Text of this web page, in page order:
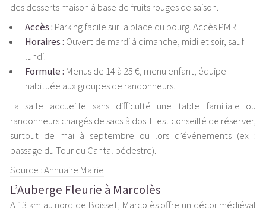
des desserts maison à base de fruits rouges de saison.
Accès : Parking facile sur la place du bourg. Accès PMR.
Horaires : Ouvert de mardi à dimanche, midi et soir, sauf
lundi.
Formule : Menus de 14 à 25 €, menu enfant, équipe
habituée aux groupes de randonneurs.
La salle accueille sans difficulté une table familiale ou
randonneurs chargés de sacs à dos. Il est conseillé de réserver,
surtout de mai à septembre ou lors d’événements (ex :
passage du Tour du Cantal pédestre).
Source : Annuaire Mairie
L’Auberge Fleurie à Marcolès
A 13 km au nord de Boisset, Marcolès offre un décor médiéval